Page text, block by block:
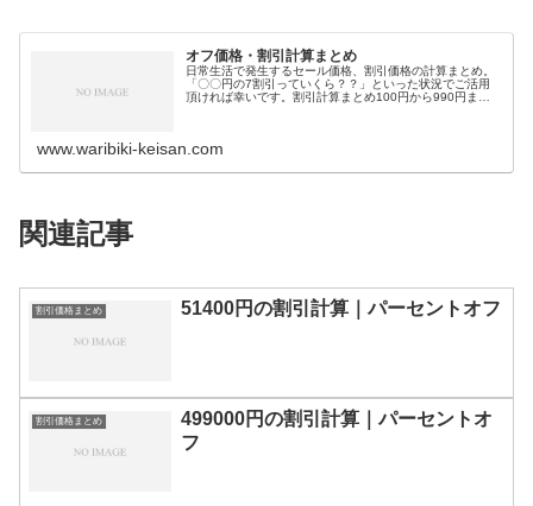
オフ価格・割引計算まとめ
日常生活で発生するセール価格、割引価格の計算まとめ。
「〇〇円の7割引っていくら？？」といった状況でご活用
頂ければ幸いです。割引計算まとめ100円から990円まで
www.waribiki-keisan.com
関連記事
割引価格まとめ 51400円の割引計算｜パーセントオフ
割引価格まとめ
499000円の割引計算｜パーセントオ
フ